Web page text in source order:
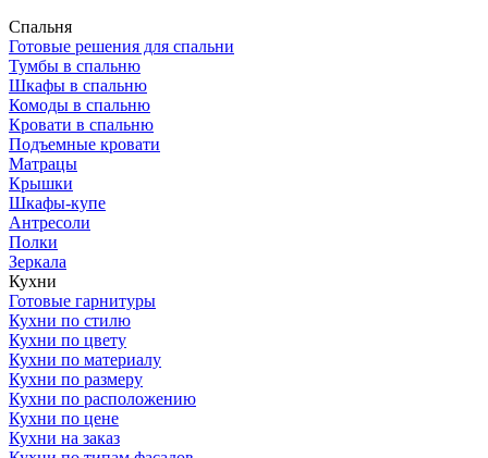
Спальня
Готовые решения для спальни
Тумбы в спальню
Шкафы в спальню
Комоды в спальню
Кровати в спальню
Подъемные кровати
Матрацы
Крышки
Шкафы-купе
Антресоли
Полки
Зеркала
Кухни
Готовые гарнитуры
Кухни по стилю
Кухни по цвету
Кухни по материалу
Кухни по размеру
Кухни по расположению
Кухни по цене
Кухни на заказ